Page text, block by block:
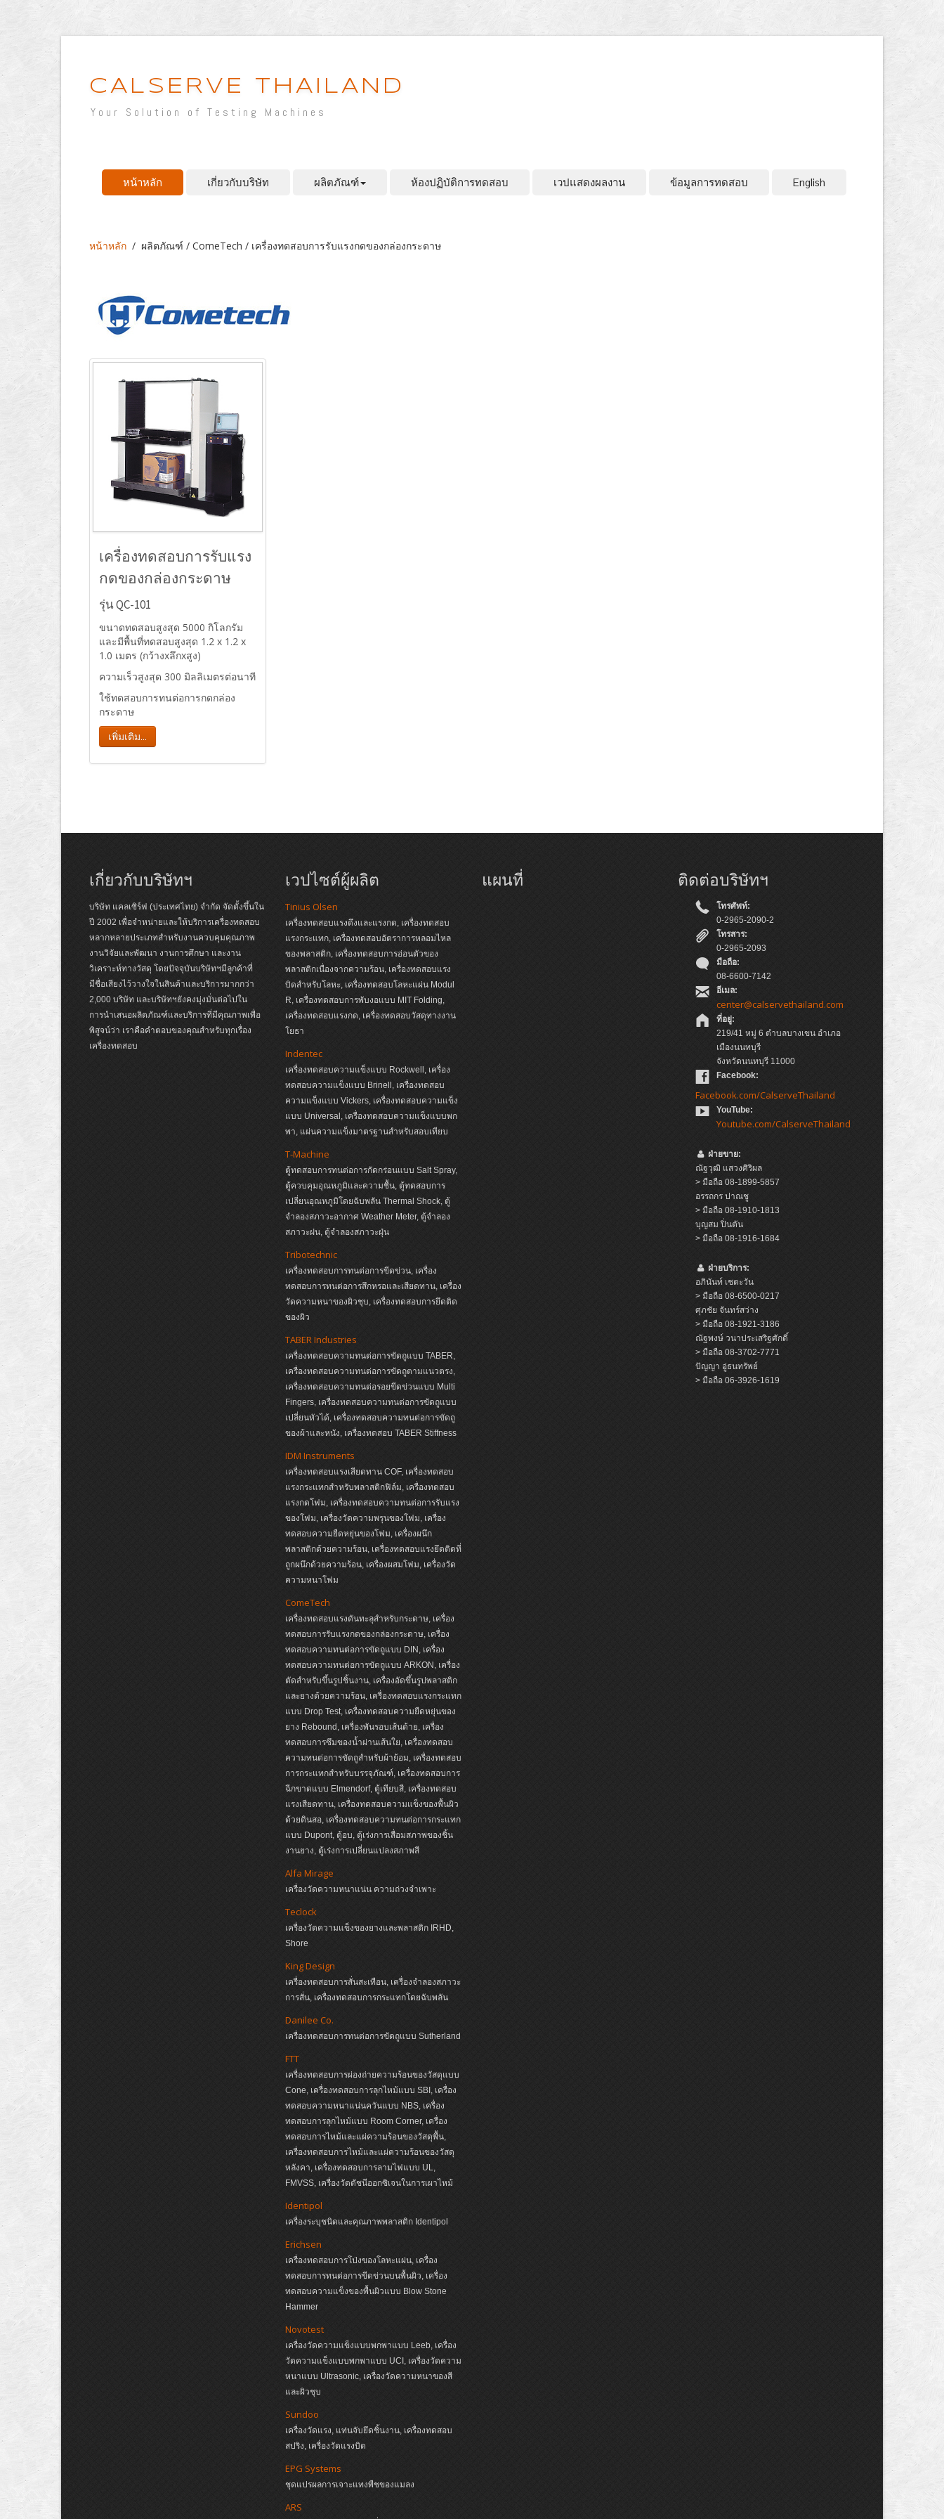
CALSERVE THAILAND
Your Solution of Testing Machines
หน้าหลัก เกี่ยวกับบริษัท ผลิตภัณฑ์ ห้องปฏิบัติการทดสอบ เวปแสดงผลงาน ข้อมูลการทดสอบ English
หน้าหลัก / ผลิตภัณฑ์ / ComeTech / เครื่องทดสอบการรับแรงกดของกล่องกระดาษ
เครื่องทดสอบการรับแรง
กดของกล่องกระดาษ
รุ่น QC-101
ขนาดทดสอบสูงสุด 5000 กิโลกรัม
และมีพื้นที่ทดสอบสูงสุด 1.2 x 1.2 x
1.0 เมตร (กว้างxลึกxสูง)
ความเร็วสูงสุด 300 มิลลิเมตรต่อนาที
ใช้ทดสอบการทนต่อการกดกล่อง
กระดาษ
เพิ่มเติม...
เกี่ยวกับบริษัทฯ
บริษัท แคลเซิร์ฟ (ประเทศไทย) จำกัด จัดตั้งขึ้นใน
ปี 2002 เพื่อจำหน่ายและให้บริการเครื่องทดสอบ
หลากหลายประเภทสำหรับงานควบคุมคุณภาพ
งานวิจัยและพัฒนา งานการศึกษา และงาน
วิเคราะห์ทางวัสดุ โดยปัจจุบันบริษัทฯมีลูกค้าที่
มีชื่อเสียงไว้วางใจในสินค้าและบริการมากกว่า
2,000 บริษัท และบริษัทฯยังคงมุ่งมั่นต่อไปใน
การนำเสนอผลิตภัณฑ์และบริการที่มีคุณภาพเพื่อ
พิสูจน์ว่า เราคือคำตอบของคุณสำหรับทุกเรื่อง
เครื่องทดสอบ
เวปไซต์ผู้ผลิต
Tinius Olsen
เครื่องทดสอบแรงดึงและแรงกด, เครื่องทดสอบ
แรงกระแทก, เครื่องทดสอบอัตราการหลอมไหล
ของพลาสติก, เครื่องทดสอบการอ่อนตัวของ
พลาสติกเนื่องจากความร้อน, เครื่องทดสอบแรง
บิดสำหรับโลหะ, เครื่องทดสอบโลหะแผ่น Modul
R, เครื่องทดสอบการพับงอแบบ MIT Folding,
เครื่องทดสอบแรงกด, เครื่องทดสอบวัสดุทางงาน
โยธา
Indentec
เครื่องทดสอบความแข็งแบบ Rockwell, เครื่อง
ทดสอบความแข็งแบบ Brinell, เครื่องทดสอบ
ความแข็งแบบ Vickers, เครื่องทดสอบความแข็ง
แบบ Universal, เครื่องทดสอบความแข็งแบบพก
พา, แผ่นความแข็งมาตรฐานสำหรับสอบเทียบ
T-Machine
ตู้ทดสอบการทนต่อการกัดกร่อนแบบ Salt Spray,
ตู้ควบคุมอุณหภูมิและความชื้น, ตู้ทดสอบการ
เปลี่ยนอุณหภูมิโดยฉับพลัน Thermal Shock, ตู้
จำลองสภาวะอากาศ Weather Meter, ตู้จำลอง
สภาวะฝน, ตู้จำลองสภาวะฝุ่น
Tribotechnic
เครื่องทดสอบการทนต่อการขีดข่วน, เครื่อง
ทดสอบการทนต่อการสึกหรอและเสียดทาน, เครื่อง
วัดความหนาของผิวชุบ, เครื่องทดสอบการยึดติด
ของผิว
TABER Industries
เครื่องทดสอบความทนต่อการขัดถูแบบ TABER,
เครื่องทดสอบความทนต่อการขัดถูตามแนวตรง,
เครื่องทดสอบความทนต่อรอยขีดข่วนแบบ Multi
Fingers, เครื่องทดสอบความทนต่อการขัดถูแบบ
เปลี่ยนหัวได้, เครื่องทดสอบความทนต่อการขัดถู
ของผ้าและหนัง, เครื่องทดสอบ TABER Stiffness
IDM Instruments
เครื่องทดสอบแรงเสียดทาน COF, เครื่องทดสอบ
แรงกระแทกสำหรับพลาสติกฟิล์ม, เครื่องทดสอบ
แรงกดโฟม, เครื่องทดสอบความทนต่อการรับแรง
ของโฟม, เครื่องวัดความพรุนของโฟม, เครื่อง
ทดสอบความยืดหยุ่นของโฟม, เครื่องผนึก
พลาสติกด้วยความร้อน, เครื่องทดสอบแรงยึดติดที่
ถูกผนึกด้วยความร้อน, เครื่องผสมโฟม, เครื่องวัด
ความหนาโฟม
ComeTech
เครื่องทดสอบแรงดันทะลุสำหรับกระดาษ, เครื่อง
ทดสอบการรับแรงกดของกล่องกระดาษ, เครื่อง
ทดสอบความทนต่อการขัดถูแบบ DIN, เครื่อง
ทดสอบความทนต่อการขัดถูแบบ ARKON, เครื่อง
ตัดสำหรับขึ้นรูปชิ้นงาน, เครื่องอัดขึ้นรูปพลาสติก
และยางด้วยความร้อน, เครื่องทดสอบแรงกระแทก
แบบ Drop Test, เครื่องทดสอบความยืดหยุ่นของ
ยาง Rebound, เครื่องพันรอบเส้นด้าย, เครื่อง
ทดสอบการซึมของน้ำผ่านเส้นใย, เครื่องทดสอบ
ความทนต่อการขัดถูสำหรับผ้าย้อม, เครื่องทดสอบ
การกระแทกสำหรับบรรจุภัณฑ์, เครื่องทดสอบการ
ฉีกขาดแบบ Elmendorf, ตู้เทียบสี, เครื่องทดสอบ
แรงเสียดทาน, เครื่องทดสอบความแข็งของพื้นผิว
ด้วยดินสอ, เครื่องทดสอบความทนต่อการกระแทก
แบบ Dupont, ตู้อบ, ตู้เร่งการเสื่อมสภาพของชิ้น
งานยาง, ตู้เร่งการเปลี่ยนแปลงสภาพสี
Alfa Mirage
เครื่องวัดความหนาแน่น ความถ่วงจำเพาะ
Teclock
เครื่องวัดความแข็งของยางและพลาสติก IRHD,
Shore
King Design
เครื่องทดสอบการสั่นสะเทือน, เครื่องจำลองสภาวะ
การสั่น, เครื่องทดสอบการกระแทกโดยฉับพลัน
Danilee Co.
เครื่องทดสอบการทนต่อการขัดถูแบบ Sutherland
FTT
เครื่องทดสอบการผ่องถ่ายความร้อนของวัสดุแบบ
Cone, เครื่องทดสอบการลุกไหม้แบบ SBI, เครื่อง
ทดสอบความหนาแน่นควันแบบ NBS, เครื่อง
ทดสอบการลุกไหม้แบบ Room Corner, เครื่อง
ทดสอบการไหม้และแผ่ความร้อนของวัสดุพื้น,
เครื่องทดสอบการไหม้และแผ่ความร้อนของวัสดุ
หลังคา, เครื่องทดสอบการลามไฟแบบ UL,
FMVSS, เครื่องวัดดัชนีออกซิเจนในการเผาไหม้
Identipol
เครื่องระบุชนิดและคุณภาพพลาสติก Identipol
Erichsen
เครื่องทดสอบการโป่งของโลหะแผ่น, เครื่อง
ทดสอบการทนต่อการขีดข่วนบนพื้นผิว, เครื่อง
ทดสอบความแข็งของพื้นผิวแบบ Blow Stone
Hammer
Novotest
เครื่องวัดความแข็งแบบพกพาแบบ Leeb, เครื่อง
วัดความแข็งแบบพกพาแบบ UCI, เครื่องวัดความ
หนาแบบ Ultrasonic, เครื่องวัดความหนาของสี
และผิวชุบ
Sundoo
เครื่องวัดแรง, แท่นจับยึดชิ้นงาน, เครื่องทดสอบ
สปริง, เครื่องวัดแรงบิด
EPG Systems
ชุดแปรผลการเจาะแทงพืชของแมลง
ARS
แผนที่ ติดต่อบริษัทฯ
โทรศัพท์:
0-2965-2090-2
โทรสาร:
0-2965-2093
มือถือ:
08-6600-7142
อีเมล:
center@calservethailand.com
ที่อยู่:
219/41 หมู่ 6 ตำบลบางเขน อำเภอ
เมืองนนทบุรี
จังหวัดนนทบุรี 11000
Facebook:
Facebook.com/CalserveThailand
YouTube:
Youtube.com/CalserveThailand
ฝ่ายขาย:
ณัฐวุฒิ แสวงศิริผล
> มือถือ 08-1899-5857
อรรถกร ปาณชู
> มือถือ 08-1910-1813
บุญสม ปิ่นตัน
> มือถือ 08-1916-1684
ฝ่ายบริการ:
อภินันท์ เชตะวัน
> มือถือ 08-6500-0217
ศุภชัย จันทร์สว่าง
> มือถือ 08-1921-3186
ณัฐพงษ์ วนาประเสริฐศักดิ์
> มือถือ 08-3702-7771
ปัญญา อู่ธนทรัพย์
> มือถือ 06-3926-1619